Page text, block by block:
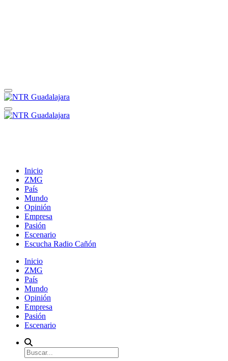
Inicio
ZMG
País
Mundo
Opinión
Empresa
Pasión
Escenario
Escucha Radio Cañón
Inicio
ZMG
País
Mundo
Opinión
Empresa
Pasión
Escenario